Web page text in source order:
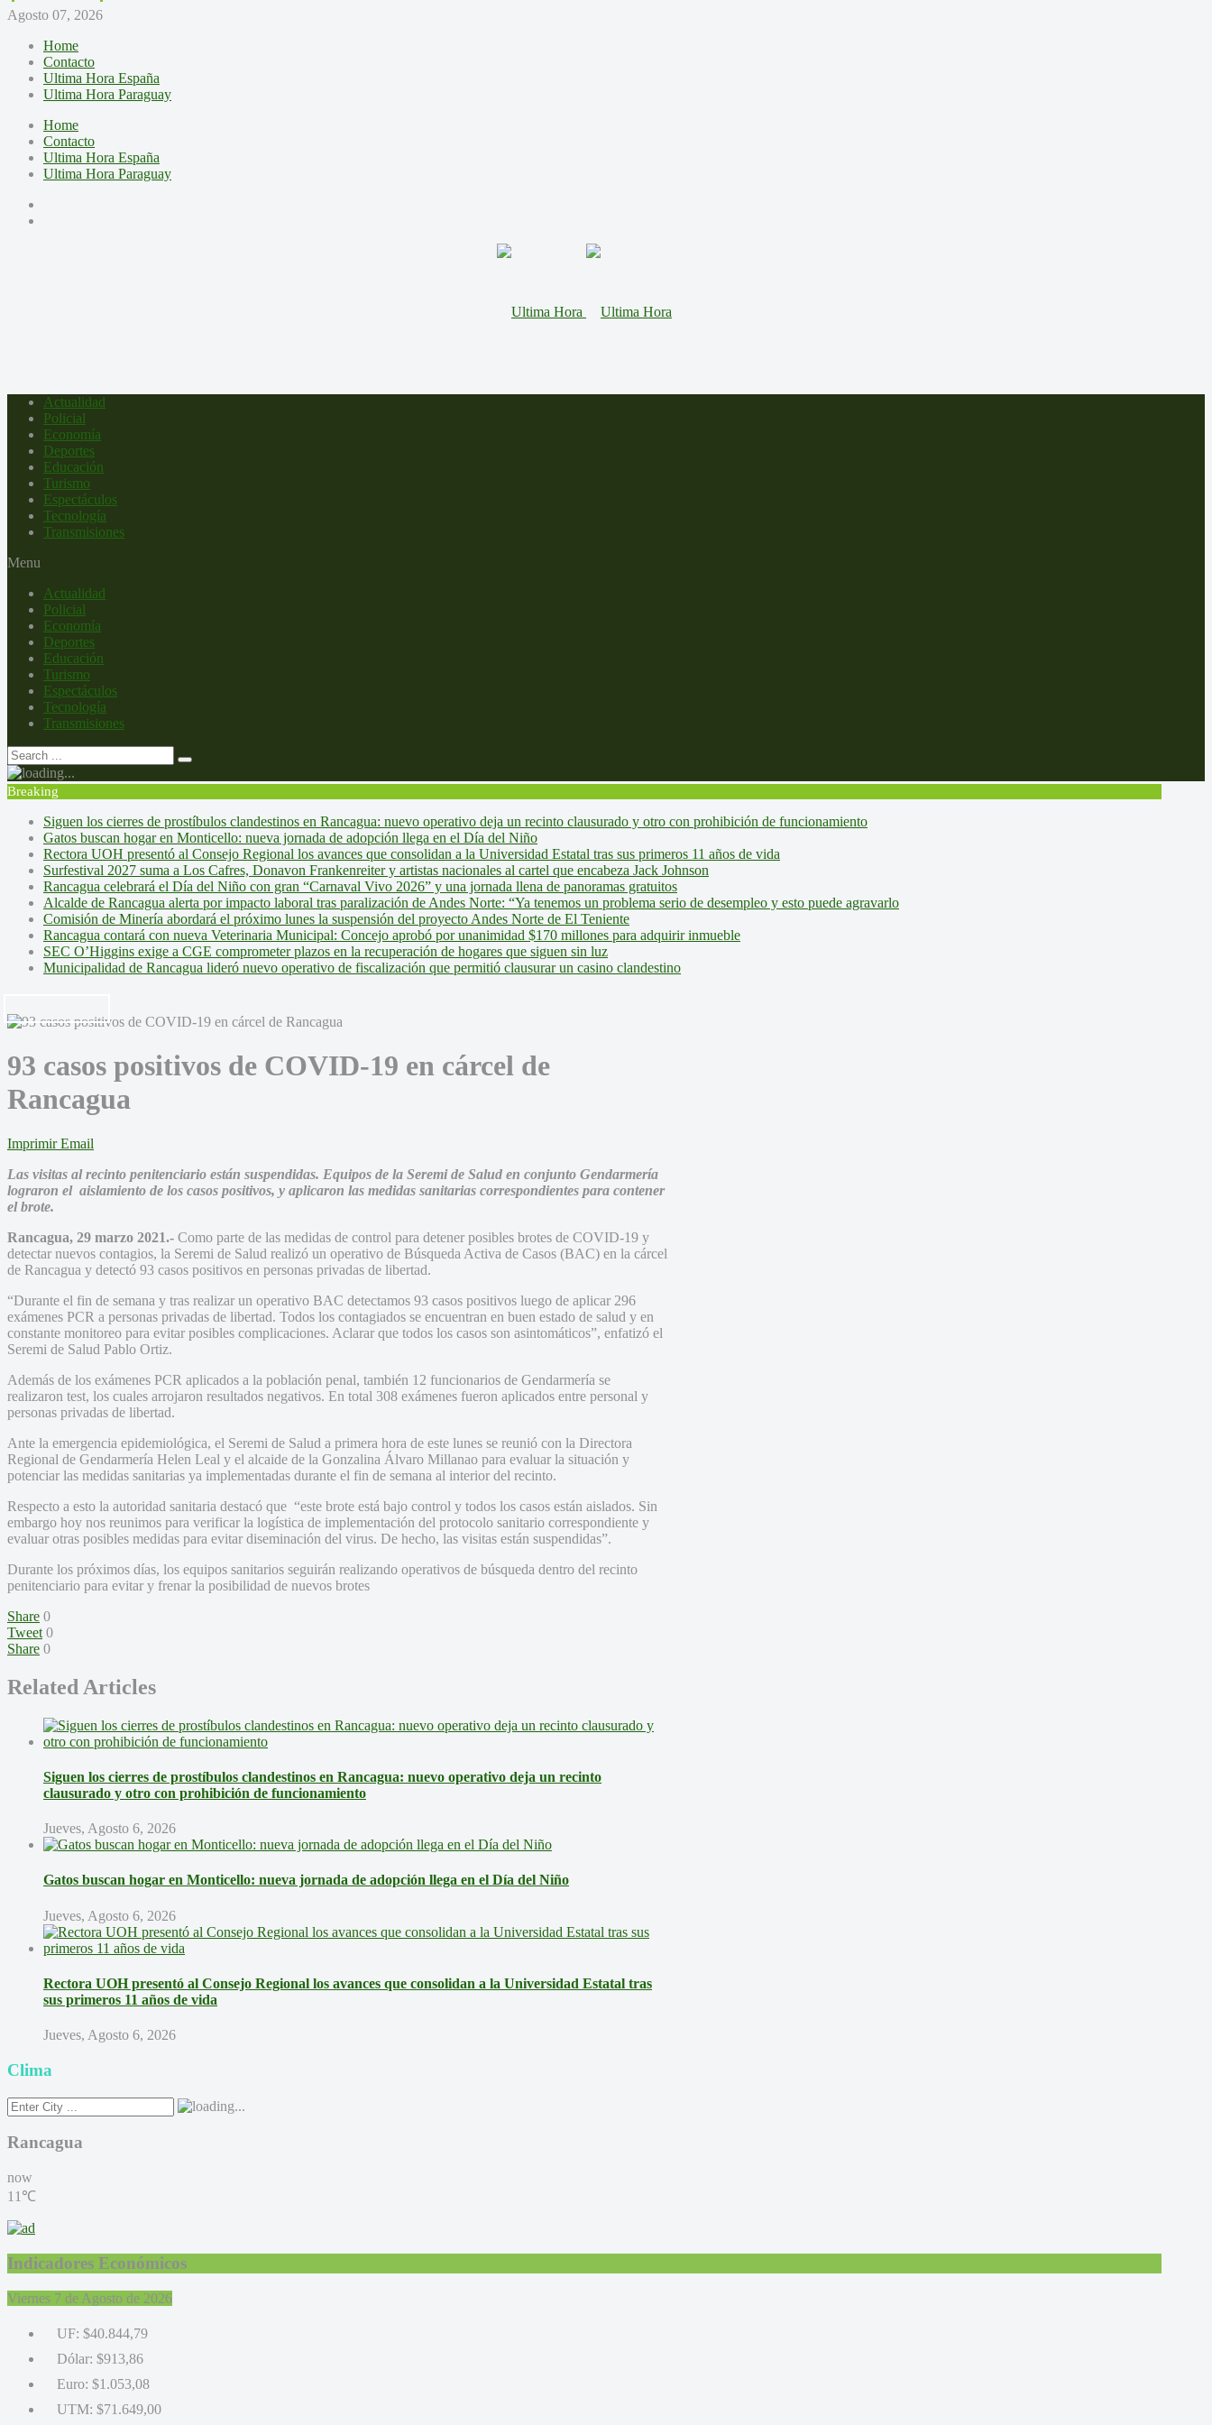
Agosto 07, 2026
Home
Contacto
Ultima Hora España
Ultima Hora Paraguay
Home
Contacto
Ultima Hora España
Ultima Hora Paraguay
Actualidad
Policial
Economía
Deportes
Educación
Turismo
Espectáculos
Tecnología
Transmisiones
Menu
Actualidad
Policial
Economía
Deportes
Educación
Turismo
Espectáculos
Tecnología
Transmisiones
Breaking
Siguen los cierres de prostíbulos clandestinos en Rancagua: nuevo operativo deja un recinto clausurado y otro con prohibición de funcionamiento
Gatos buscan hogar en Monticello: nueva jornada de adopción llega en el Día del Niño
Rectora UOH presentó al Consejo Regional los avances que consolidan a la Universidad Estatal tras sus primeros 11 años de vida
Surfestival 2027 suma a Los Cafres, Donavon Frankenreiter y artistas nacionales al cartel que encabeza Jack Johnson
Rancagua celebrará el Día del Niño con gran “Carnaval Vivo 2026” y una jornada llena de panoramas gratuitos
Alcalde de Rancagua alerta por impacto laboral tras paralización de Andes Norte: “Ya tenemos un problema serio de desempleo y esto puede agravarlo
Comisión de Minería abordará el próximo lunes la suspensión del proyecto Andes Norte de El Teniente
Rancagua contará con nueva Veterinaria Municipal: Concejo aprobó por unanimidad $170 millones para adquirir inmueble
SEC O’Higgins exige a CGE comprometer plazos en la recuperación de hogares que siguen sin luz
Municipalidad de Rancagua lideró nuevo operativo de fiscalización que permitió clausurar un casino clandestino
93 casos positivos de COVID-19 en cárcel de
Rancagua
Imprimir Email
Las visitas al recinto penitenciario están suspendidas. Equipos de la Seremi de Salud en conjunto Gendarmería
lograron el aislamiento de los casos positivos, y aplicaron las medidas sanitarias correspondientes para contener
el brote.
Rancagua, 29 marzo 2021.- Como parte de las medidas de control para detener posibles brotes de COVID-19 y
detectar nuevos contagios, la Seremi de Salud realizó un operativo de Búsqueda Activa de Casos (BAC) en la cárcel
de Rancagua y detectó 93 casos positivos en personas privadas de libertad.
“Durante el fin de semana y tras realizar un operativo BAC detectamos 93 casos positivos luego de aplicar 296
exámenes PCR a personas privadas de libertad. Todos los contagiados se encuentran en buen estado de salud y en
constante monitoreo para evitar posibles complicaciones. Aclarar que todos los casos son asintomáticos”, enfatizó el
Seremi de Salud Pablo Ortiz.
Además de los exámenes PCR aplicados a la población penal, también 12 funcionarios de Gendarmería se
realizaron test, los cuales arrojaron resultados negativos. En total 308 exámenes fueron aplicados entre personal y
personas privadas de libertad.
Ante la emergencia epidemiológica, el Seremi de Salud a primera hora de este lunes se reunió con la Directora
Regional de Gendarmería Helen Leal y el alcaide de la Gonzalina Álvaro Millanao para evaluar la situación y
potenciar las medidas sanitarias ya implementadas durante el fin de semana al interior del recinto.
Respecto a esto la autoridad sanitaria destacó que “este brote está bajo control y todos los casos están aislados. Sin
embargo hoy nos reunimos para verificar la logística de implementación del protocolo sanitario correspondiente y
evaluar otras posibles medidas para evitar diseminación del virus. De hecho, las visitas están suspendidas”.
Durante los próximos días, los equipos sanitarios seguirán realizando operativos de búsqueda dentro del recinto
penitenciario para evitar y frenar la posibilidad de nuevos brotes
Share 0
Tweet 0
Share 0
Related Articles
Siguen los cierres de prostíbulos clandestinos en Rancagua: nuevo operativo deja un recinto
clausurado y otro con prohibición de funcionamiento
Jueves, Agosto 6, 2026
Gatos buscan hogar en Monticello: nueva jornada de adopción llega en el Día del Niño
Jueves, Agosto 6, 2026
Rectora UOH presentó al Consejo Regional los avances que consolidan a la Universidad Estatal tras
sus primeros 11 años de vida
Jueves, Agosto 6, 2026
Clima
Rancagua
now
11℃
Indicadores Económicos
Viernes 7 de Agosto de 2026
UF: $40.844,79
Dólar: $913,86
Euro: $1.053,08
UTM: $71.649,00